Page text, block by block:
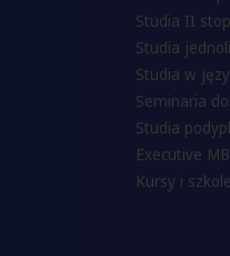
Studia II
Studia
Studia w
Seminaria
Studia
Executive
Kursy i